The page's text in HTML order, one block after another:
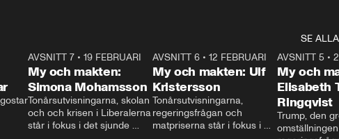
SE ALLA
24:30
AVSNITT 7• 19 FEBRUARI
My och makten:
Simona Mohamsson
Tonårsutvisningarna, skolan
och och krisen i Liberalerna
står i fokus i det sjunde
27:30
AVSNITT 6 •12 FEBRUARI
My och makten: Ulf
Kristersson
Tonårsutvisningarna,
regeringsfrågan och
matpriserna står i fokus i
AVSNITT 5 •
My och
Elisabeth
Ringqvist
Trump, den